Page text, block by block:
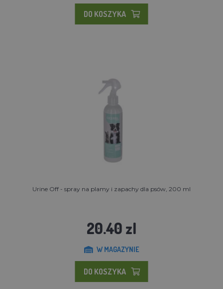
DO KOSZYKA
Urine Off - spray na plamy i zapachy dla psów, 200 ml
20.40 zl
W MAGAZYNIE
DO KOSZYKA